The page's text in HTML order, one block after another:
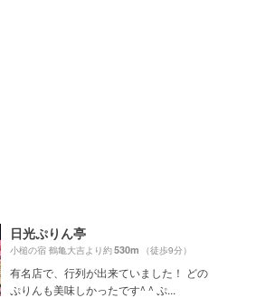
日光ぷりん亭
小槌の宿 鶴亀大吉より約530m （徒歩9分）
有名店で、行列が出来ていました！ どの
ぷりんも美味しかったです^ ^ ぷ...